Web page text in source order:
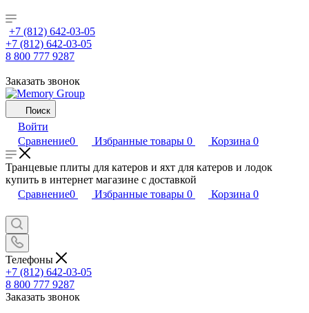
+7 (812) 642-03-05
+7 (812) 642-03-05
8 800 777 9287
Заказать звонок
Поиск
Войти
Сравнение0 Избранные товары 0 Корзина 0
Транцевые плиты для катеров и яхт для катеров и лодок
купить в интернет магазине с доставкой
Сравнение0 Избранные товары 0 Корзина 0
Телефоны
+7 (812) 642-03-05
8 800 777 9287
Заказать звонок